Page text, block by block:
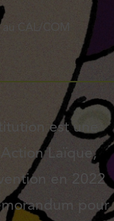
CAL/COM
est une
Laïque,
en 2022
pour